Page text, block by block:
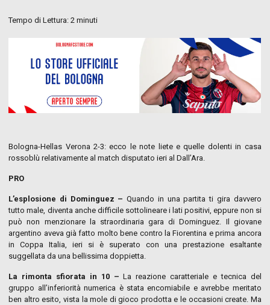
Tempo di Lettura:2 minuti
Bologna-Hellas Verona 2-3: ecco le note liete e quelle dolenti in casa
rossoblù relativamente al match disputato ieri al Dall’Ara.
PRO
L’esplosione di Dominguez – Quando in una partita ti gira davvero
tutto male, diventa anche difficile sottolineare i lati positivi, eppure non si
può non menzionare la straordinaria gara di Dominguez. Il giovane
argentino aveva già fatto molto bene contro la Fiorentina e prima ancora
in Coppa Italia, ieri si è superato con una prestazione esaltante
suggellata da una bellissima doppietta.
La rimonta sfiorata in 10 –La reazione caratteriale e tecnica del
gruppo all’inferiorità numerica è stata encomiabile e avrebbe meritato
ben altro esito, vista la mole di gioco prodotta e le occasioni create. Ma